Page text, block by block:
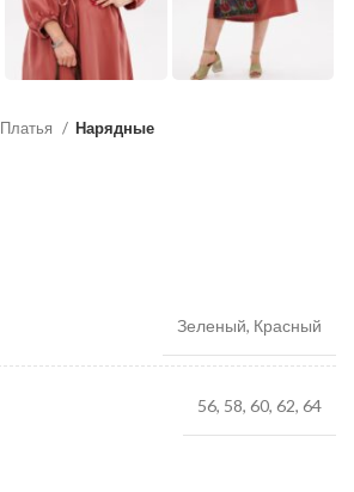
Платья Нарядные
Зеленый, Красный
56, 58, 60, 62, 64